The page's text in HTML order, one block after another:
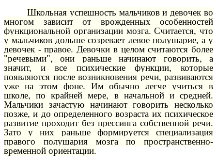
Школьная успешность мальчиков и девочек во
многом зависит от врожденных особенностей
функциональной организации мозга. Считается, что
у мальчиков дольше созревает левое полушарие, а у
девочек - правое. Девочки в целом считаются более
"речевыми", они раньше начинают говорить, а
значит, и все психические функции, которые
появляются после возникновения речи, развиваются
уже на этом фоне. Им обычно легче учиться в
школе, по крайней мере, в начальной и средней.
Мальчики зачастую начинают говорить несколько
позже, и до определенного возраста их психическое
развитие проходит без прессинга собственной речи.
Зато у них раньше формируется специализация
правого полушария мозга по пространственно-
временной ориентации.